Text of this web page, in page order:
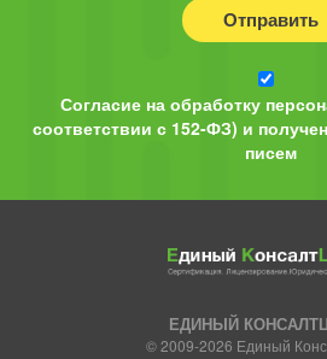
Отправить
Согласие на обработку
соответствии с 152-ФЗ) и
писем
ЕДИНЫЙ
© 2009-2026 Единый